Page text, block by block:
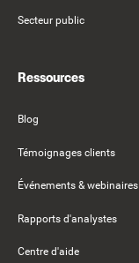
Secteur public
Ressources
Blog
Témoignages clients
Événements & webinaires
Rapports d'analystes
Centre d'aide